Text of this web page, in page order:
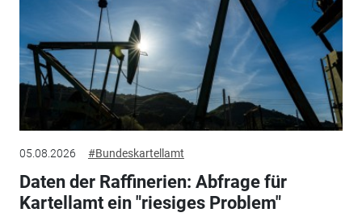
05.08.2026 #Bundeskartellamt
Daten der Raffinerien: Abfrage für
Kartellamt ein "riesiges Problem"